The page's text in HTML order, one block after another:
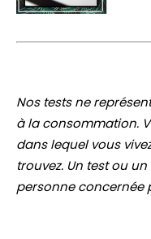
Nos tests ne
à la consommation.
dans lequel vous
trouvez. Un test ou
personne concernée